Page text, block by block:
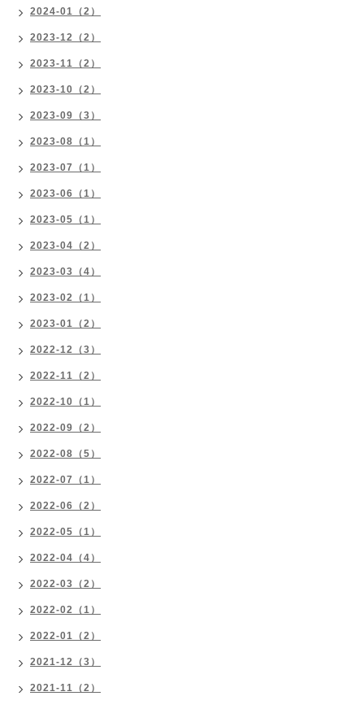
2024-01（2）
2023-12（2）
2023-11（2）
2023-10（2）
2023-09（3）
2023-08（1）
2023-07（1）
2023-06（1）
2023-05（1）
2023-04（2）
2023-03（4）
2023-02（1）
2023-01（2）
2022-12（3）
2022-11（2）
2022-10（1）
2022-09（2）
2022-08（5）
2022-07（1）
2022-06（2）
2022-05（1）
2022-04（4）
2022-03（2）
2022-02（1）
2022-01（2）
2021-12（3）
2021-11（2）